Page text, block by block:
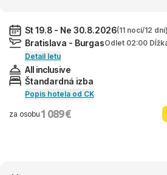
St 19.8 - Ne 30.8.2026(11 nocí/12 dní)
Bratislava - BurgasOdlet 02:00
Detail letu
All inclusive
Štandardná izba
Popis hotela od CK
za osobu 1 089 €